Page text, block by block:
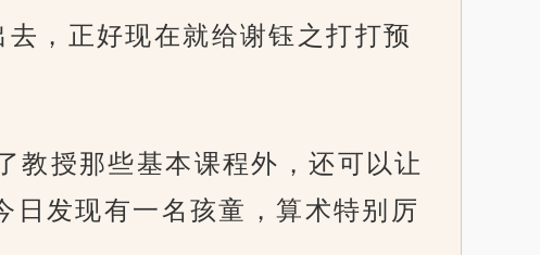
，正好现在就给谢钰之打打预
教授那些基本课程外，还可以让
日发现有一名孩童，算术特别厉